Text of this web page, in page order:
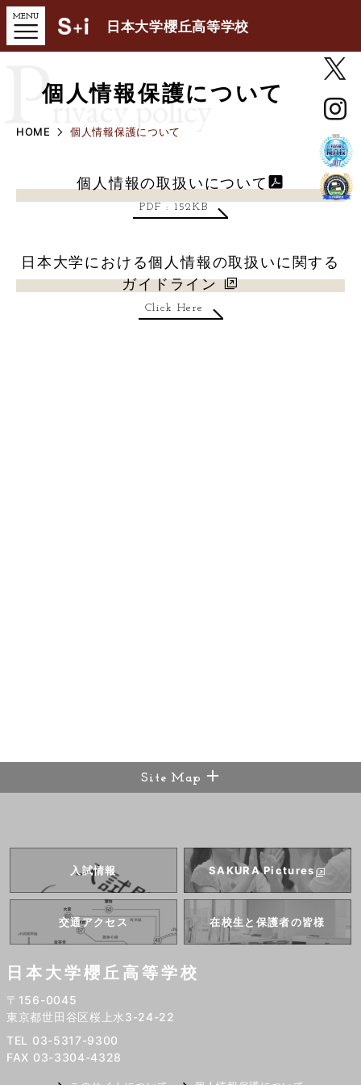
日本大学櫻丘高等学校
個人情報保護について
Privacy policy
HOME 個人情報保護について
個人情報の取扱いについて
PDF : 152KB
日本大学における個人情報の取扱いに関する
ガイドライン
Click Here
Site Map
日本大学櫻丘高等学校
〒156-0045
東京都世田谷区桜上水3-24-22
TEL 03-5317-9300
FAX 03-3304-4328
入試情報 SAKURAPictures
交通アクセス 在校生と 保護者の皆様